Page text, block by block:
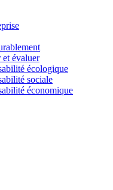
et évaluer
écologique
sociale
économique